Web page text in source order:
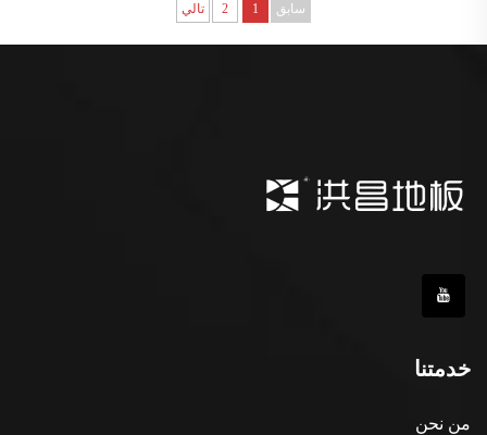
سابق 1
2 تالي
خدمتنا
من نحن